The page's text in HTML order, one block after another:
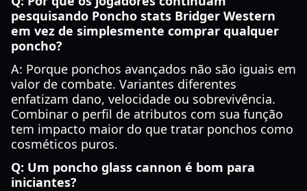
pesquisando Poncho stats Bridger Western
em vez de simplesmente comprar qualquer
poncho?
A: Porque ponchos avançados não são iguais em
valor de combate. Variantes diferentes
enfatizam dano, velocidade ou sobrevivência.
Combinar o perfil de atributos com sua função
tem impacto maior do que tratar ponchos como
cosméticos puros.
Q: Um poncho glass cannon é bom para
iniciantes?